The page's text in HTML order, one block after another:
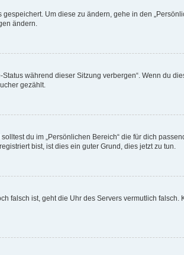
Um diese zu ändern, gehe in den
ändern.
während dieser Sitzung verbergen“. Wenn du
gezählt.
du im „Persönlichen Bereich“ die für dich
bist, ist dies ein guter Grund, dies jetzt zu tun.
falsch ist, geht die Uhr des Servers vermutlich